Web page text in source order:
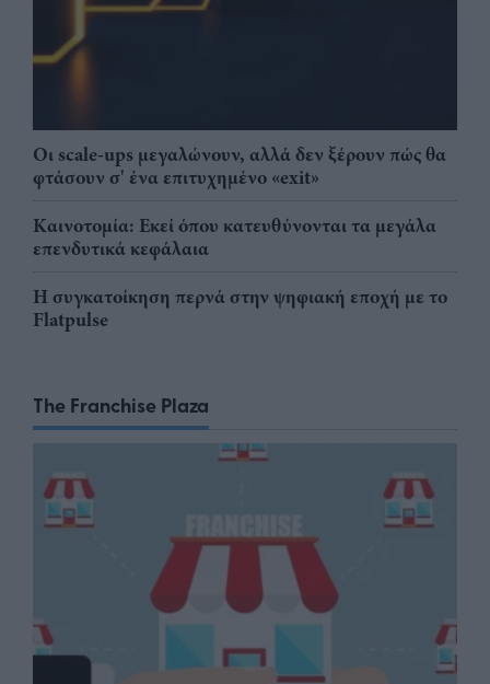
Οι scale-ups μεγαλώνουν, αλλά δεν ξέρουν πώς θα
φτάσουν σ' ένα επιτυχημένο «exit»
Καινοτομία: Εκεί όπου κατευθύνονται τα μεγάλα
επενδυτικά κεφάλαια
Η συγκατοίκηση περνά στην ψηφιακή εποχή με το
Flatpulse
The Franchise Plaza